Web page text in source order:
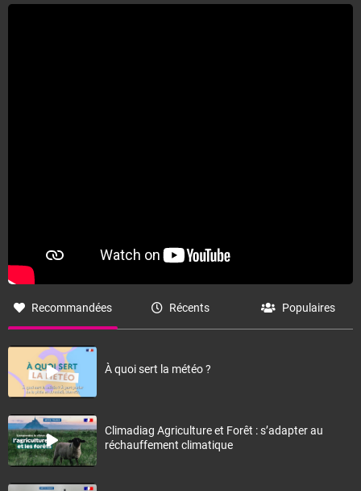
Recommandées Récents Populaires
À quoi sert la météo ?
Climadiag Agriculture et Forêt : s’adapter au
réchauffement climatique